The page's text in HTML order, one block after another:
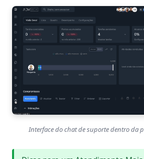
Interface do chat de suporte dentro da